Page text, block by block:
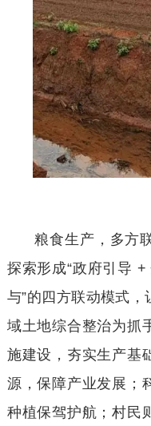
粮食生产，多方
探索形成“政府引导
与”的四方联动模式
域土地综合整治为抓
施建设，夯实生产基
源，保障产业发展；
种植保驾护航；村民